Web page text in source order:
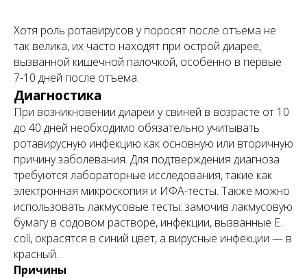
Хотя роль ротавирусов у поросят после отъема не
так велика, их часто находят при острой диарее,
вызванной кишечной палочкой, особенно в первые
7-10 дней после отъема.
Диагностика
При возникновении диареи у свиней в возрасте от 10
до 40 дней необходимо обязательно учитывать
ротавирусную инфекцию как основную или вторичную
причину заболевания. Для подтверждения диагноза
требуются лабораторные исследования, такие как
электронная микроскопия и ИФА-тесты. Также можно
использовать лакмусовые тесты: замочив лакмусовую
бумагу в содовом растворе, инфекции, вызванные E.
coli, окрасятся в синий цвет, а вирусные инфекции — в
красный.
Причины